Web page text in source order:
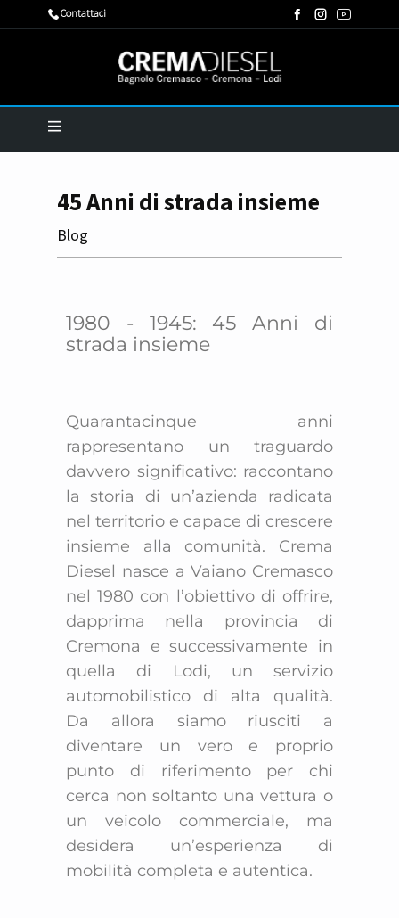
​Contattaci
45 Anni di strada insieme
Blog
1980 - 1945: 45 Anni di
strada insieme
Quarantacinque anni
rappresentano un traguardo
davvero significativo: raccontano
la storia di un’azienda radicata
nel territorio e capace di crescere
insieme alla comunità. Crema
Diesel nasce a Vaiano Cremasco
nel 1980 con l’obiettivo di offrire,
dapprima nella provincia di
Cremona e successivamente in
quella di Lodi, un servizio
automobilistico di alta qualità.
Da allora siamo riusciti a
diventare un vero e proprio
punto di riferimento per chi
cerca non soltanto una vettura o
un veicolo commerciale, ma
desidera un’esperienza di
mobilità completa e autentica.